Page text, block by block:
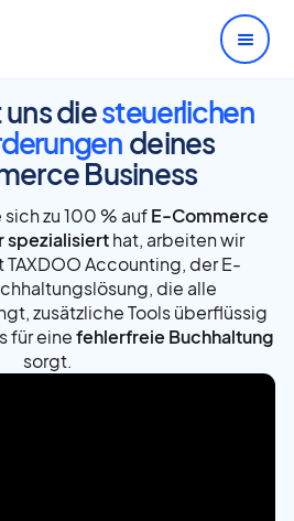
diesteuerlichen
deines
Business
zu 100 % aufE-Commerce
spezialisierthat, arbeiten wir
Accounting, der E-
die alle
zusätzliche Tools überflüssig
für einefehlerfreie Buchhaltung
sorgt.